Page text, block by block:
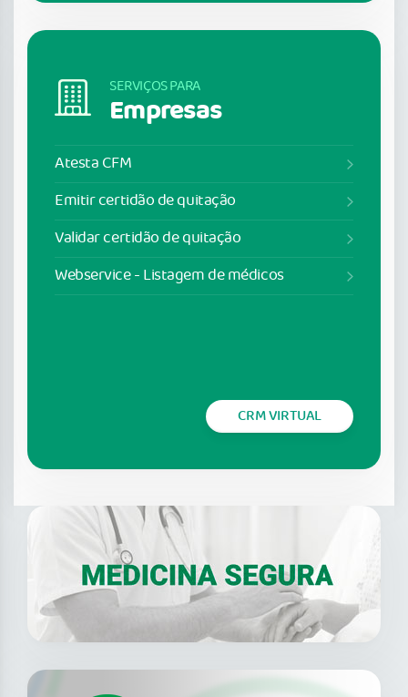
SERVIÇOS PARA
Empresas
Atesta CFM
Emitir certidão de quitação
Validar certidão de quitação
Webservice - Listagem de médicos
CRM VIRTUAL